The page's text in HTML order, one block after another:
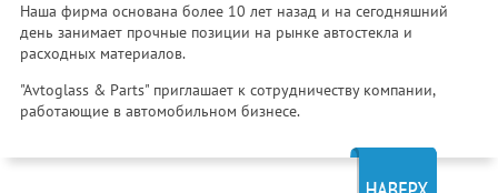
Наша фирма основана более 10 лет назад и на сегодняшний
день занимает прочные позиции на рынке автостекла и
расходных материалов.
"Avtoglass & Parts" приглашает к сотрудничеству компании,
работающие в автомобильном бизнесе.